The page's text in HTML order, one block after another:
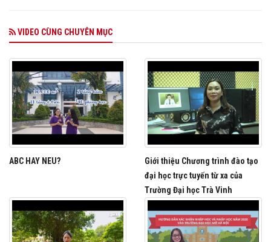
VIDEO CÙNG CHUYÊN MỤC
ABC HAY NEU?
Giới thiệu Chương trình đào tạo
đại học trực tuyến từ xa của
Trường Đại học Trà Vinh